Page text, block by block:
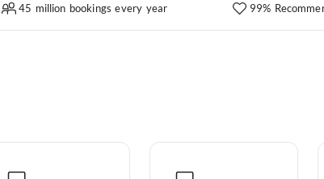
45 million bookings every year 99%